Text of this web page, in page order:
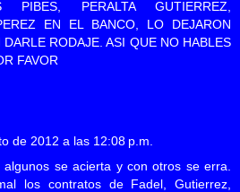
PERALTA GUTIERREZ,
EN EL BANCO, LO DEJARON
DARLE RODAJE. ASI QUE NO HABLES
FAVOR
de 2012 a las 12:08 p.m.
se acierta y con otros se erra.
los contratos de Fadel, Gutierrez,